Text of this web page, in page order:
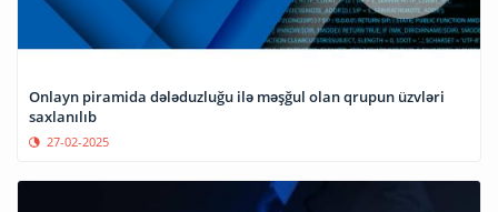
Onlayn piramida dələduzluğu ilə məşğul olan qrupun üzvləri
saxlanılıb
27-02-2025